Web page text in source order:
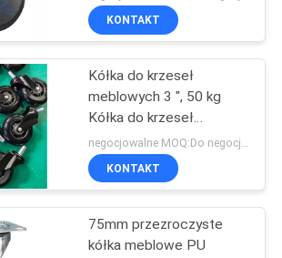
o dużej
229
Wheels Indoor
KONTAKT
Kółka do krzeseł
meblowych 3 ", 50 kg
Kółka do krzeseł
biurowych do ładowania
KONTAKT
75mm przezroczyste
kółka meblowe PU